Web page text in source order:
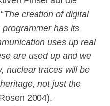
The creation of digital
has its
uses up real
are used up and we
nuclear traces will be
not just the
2004).